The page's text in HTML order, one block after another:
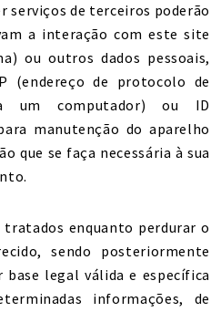
serviços de terceiros poderão
a interação com este site
ou outros dados pessoais,
(endereço de protocolo de
um computador) ou ID
manutenção do aparelho
que se faça necessária à sua
tratados enquanto perdurar o
sendo posteriormente
base legal válida e específica
informações, de